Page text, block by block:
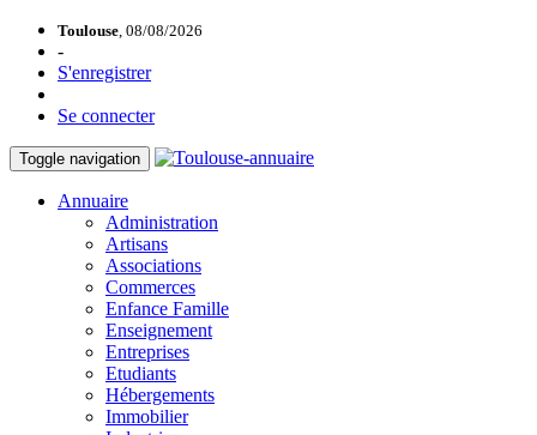
Toulouse, 08/08/2026
-
S'enregistrer
Se connecter
Toggle navigation
Annuaire
Administration
Artisans
Associations
Commerces
Enfance Famille
Enseignement
Entreprises
Etudiants
Hébergements
Immobilier